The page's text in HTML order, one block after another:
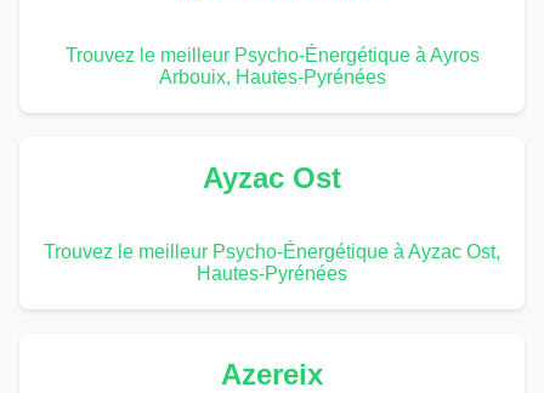
Trouvez le meilleur Psycho-Énergétique à Ayros
Arbouix, Hautes-Pyrénées
Ayzac Ost
Trouvez le meilleur Psycho-Énergétique à Ayzac Ost,
Hautes-Pyrénées
Azereix